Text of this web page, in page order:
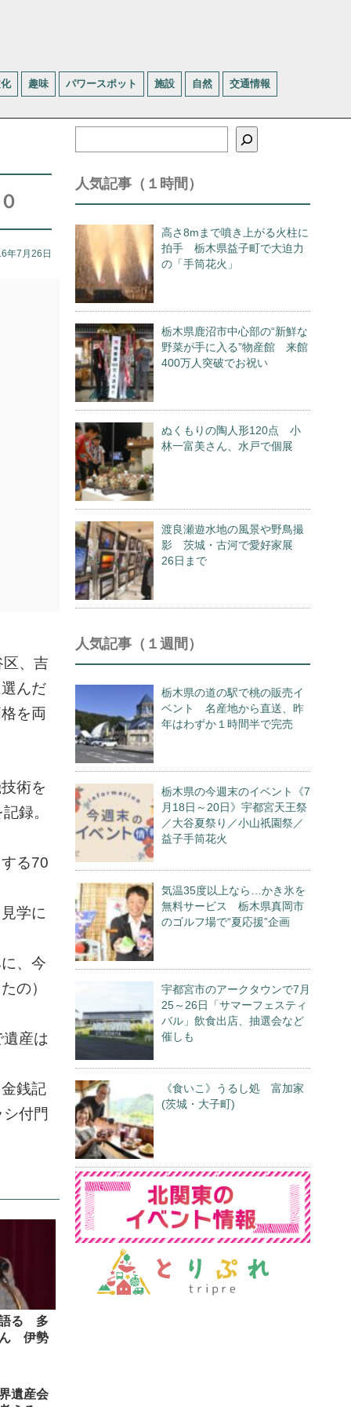
趣味 パワースポット 施設 自然 交通情報
年7月26日
区、吉
んだ
を両
術を
録。
る70
学に
、今
の）
遺産は
銭記
付門
語る 多
ん 伊勢
遺産会
索
人気記事（１時間）
高さ8mまで噴き上がる火柱に
拍手 栃木県益子町で大迫力
の「手筒花火」
栃木県鹿沼市中心部の“新鮮な
野菜が手に入る”物産館 来館
400万人突破でお祝い
ぬくもりの陶人形120点 小
林一富美さん、水戸で個展
渡良瀬遊水地の風景や野鳥撮
影 茨城・古河で愛好家展
26日まで
人気記事（１週間）
栃木県の道の駅で桃の販売イ
ベント 名産地から直送、昨
年はわずか１時間半で完売
栃木県の今週末のイベント《7
月18日～20日》宇都宮天王祭
／大谷夏祭り／小山祇園祭／
益子手筒花火
気温35度以上なら…かき氷を
無料サービス 栃木県真岡市
のゴルフ場で“夏応援”企画
宇都宮市のアークタウンで7月
25～26日「サマーフェスティ
バル」飲食出店、抽選会など
催しも
《食いこ》うるし処 富加家
(茨城・大子町)